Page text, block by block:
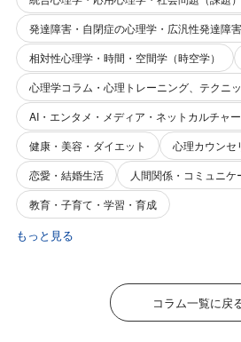
発達障害・自閉症の心理学・広汎性発達障害
相対性心理学・時間・空間学（時空学）
心理学コラム・心理トレーニング、テクニ
健康・美容・ダイエット
心理カウンセ
恋愛・結婚生活
人間関係・コミュニケ
教育・子育て・学習・育成
もっと見る
コラム一覧に戻